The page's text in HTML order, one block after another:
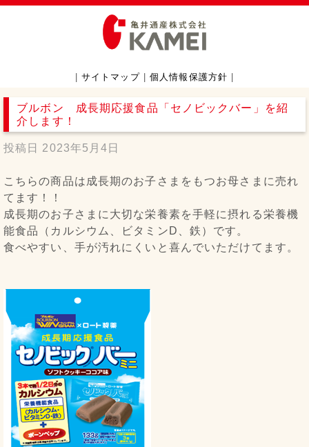
サイトマップ|個人情報保護方針
ブルボン 成長期応援食品「セノビックバー」を紹
介します！
投稿日 2023年5月4日
こちらの商品は成長期のお子さまをもつお母さまに売れ
てます！！
成長期のお子さまに大切な栄養素を手軽に摂れる栄養機
能食品（カルシウム、ビタミンD、鉄）です。
食べやすい、手が汚れにくいと喜んでいただけてます。